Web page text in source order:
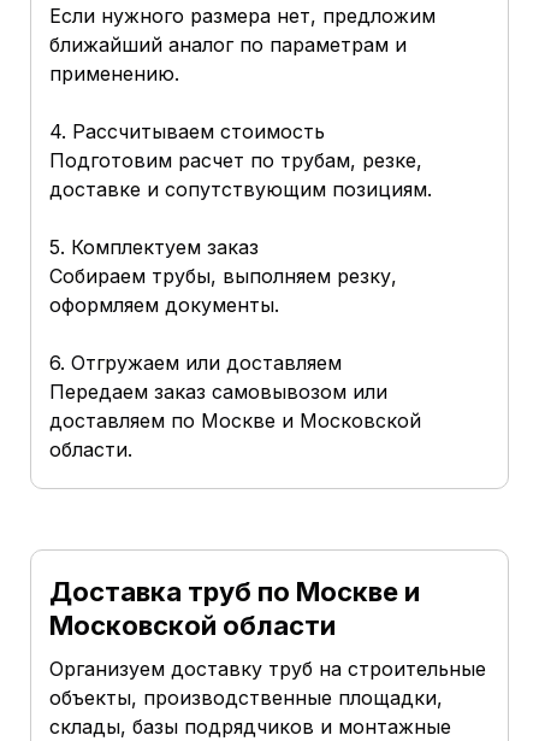
Если нужного размера нет, предложим
ближайший аналог по параметрам и
применению.
4. Рассчитываем стоимость
Подготовим расчет по трубам, резке,
доставке и сопутствующим позициям.
5. Комплектуем заказ
Собираем трубы, выполняем резку,
оформляем документы.
6. Отгружаем или доставляем
Передаем заказ самовывозом или
доставляем по Москве и Московской
области.
Доставка труб по Москве и
Московской области
Организуем доставку труб на строительные
объекты, производственные площадки,
склады, базы подрядчиков и монтажные